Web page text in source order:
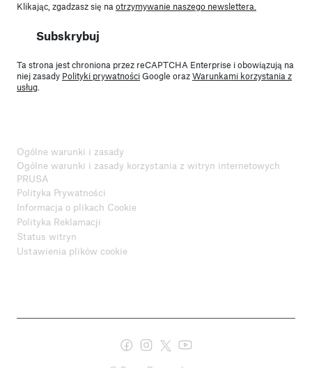
Klikając, zgadzasz się naotrzymywanie naszego newslettera.
Subskrybuj
Ta strona jest chroniona przez reCAPTCHA Enterprise i obowiązują na
niej zasady Polityki prywatnościGoogle orazWarunkami korzystania z
usług.
Ogólne warunki i zasady
Ogólne warunki i zasady korzystania z witryn internetowych
PRUSA
Polityka Prywatności
Informacja o plikach Cookie
Polityka Reklamacji
Status witryn
Ustawienia plików cookie